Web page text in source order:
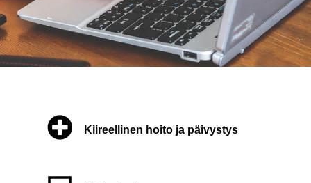
Kiireellinen hoito ja päivystys